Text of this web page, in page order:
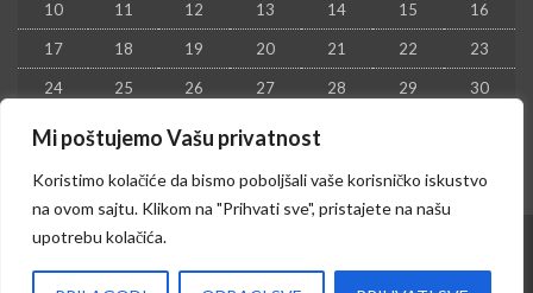
Mi poštujemo Vašu privatnost
Koristimo kolačiće da bismo poboljšali vaše korisničko iskustvo
na ovom sajtu. Klikom na "Prihvati sve", pristajete na našu
upotrebu kolačića.
10 11 12 13 14 15 16
17 18 19 20 21 22 23
24 25 26 27 28 29 30
31